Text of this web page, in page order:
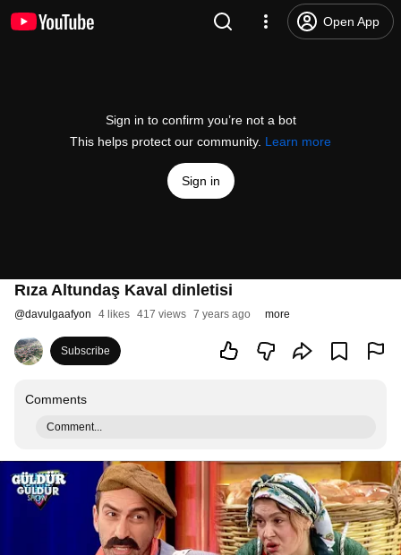
Open App
Sign in to confirm you’re not a bot
This helps protect our community. Learn more
Sign in
Rıza Altundaş Kaval dinletisi
@davulgaafyon 4 likes 417 views 7 years ago more
Subscribe
Comments
Comment...